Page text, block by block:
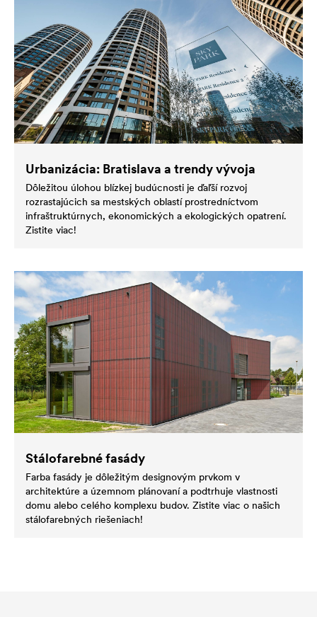
Urbanizácia: Bratislava a trendy vývoja
Dôležitou úlohou blízkej budúcnosti je ďaľší rozvoj
rozrastajúcich sa mestských oblastí prostredníctvom
infraštruktúrnych, ekonomických a ekologických opatrení.
Zistite viac!
Stálofarebné fasády
Farba fasády je dôležitým designovým prvkom v
architektúre a územnom plánovaní a podtrhuje vlastnosti
domu alebo celého komplexu budov. Zistite viac o našich
stálofarebných riešeniach!